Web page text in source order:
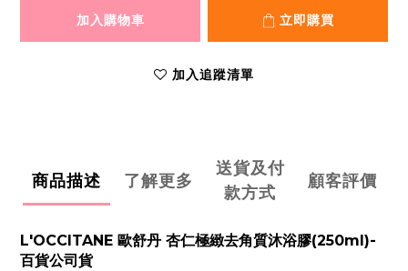
加入購物車 立即購買
加入追蹤清單
商品描述 了解更多
送貨及付
款方式
顧客評價
L'OCCITANE 歐舒丹 杏仁極緻去角質沐浴膠(250ml)-
百貨公司貨